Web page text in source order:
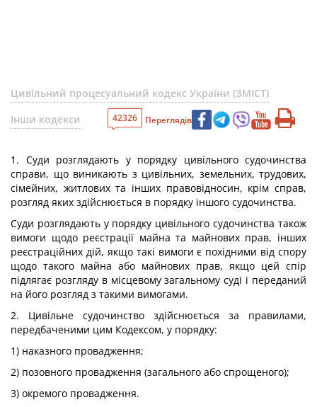
Цивільний процесуальний кодекс України (ЗМІСТ)
Інши кодекси
42326 Переглядів
1. Суди розглядають у порядку цивільного судочинства
справи, що виникають з цивільних, земельних, трудових,
сімейних, житлових та інших правовідносин, крім справ,
розгляд яких здійснюється в порядку іншого судочинства.
Суди розглядають у порядку цивільного судочинства також
вимоги щодо реєстрації майна та майнових прав, інших
реєстраційних дій, якщо такі вимоги є похідними від спору
щодо такого майна або майнових прав, якщо цей спір
підлягає розгляду в місцевому загальному суді і переданий
на його розгляд з такими вимогами.
2. Цивільне судочинство здійснюється за правилами,
передбаченими цим Кодексом, у порядку:
1) наказного провадження;
2) позовного провадження (загального або спрощеного);
3) окремого провадження.